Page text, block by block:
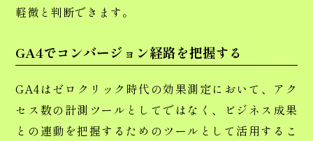
軽微と判断できます。
GA4でコンバージョン経路を把握する
GA4はゼロクリック時代の効果測定において、アク
セス数の計測ツールとしてではなく、ビジネス成果
との連動を把握するためのツールとして活用するこ